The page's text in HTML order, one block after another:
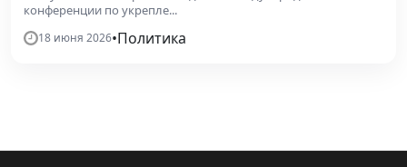
конференции по укрепле...
18 июня 2026•Политика